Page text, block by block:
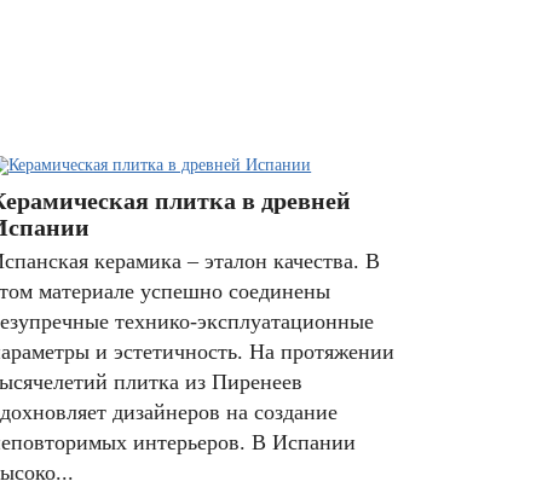
плитка в древней
керамика – эталон качества. В
материале успешно соединены
технико-эксплуатационные
и эстетичность. На протяжении
плитка из Пиренеев
дизайнеров на создание
интерьеров. В Испании